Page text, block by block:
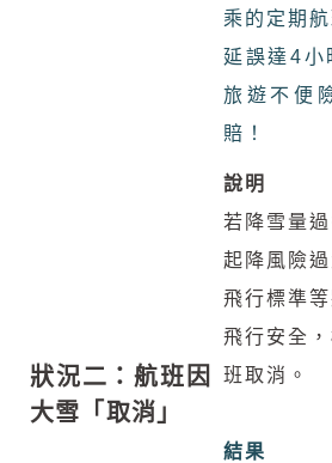
乘的定期
延誤達4小
旅遊不便
賠！
狀況二：航班因
大雪「取消」
說明
若降雪量
起降風險
飛行標準
飛行安全
班取消。
結果